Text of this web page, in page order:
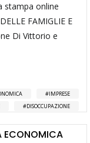
stampa online
FAMIGLIE E
Di Vittorio e
IMPRESE
DISOCCUPAZIONE
ECONOMICA